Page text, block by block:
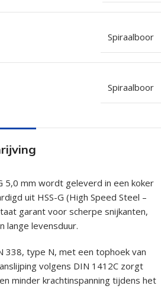
Spiraalboor
Spiraalboor
5,0 mm wordt geleverd in een koker
uit HSS-G (High Speed Steel –
garant voor scherpe snijkanten,
lange levensduur.
338, type N, met een tophoek van
volgens DIN 1412C zorgt
minder krachtinspanning tijdens het